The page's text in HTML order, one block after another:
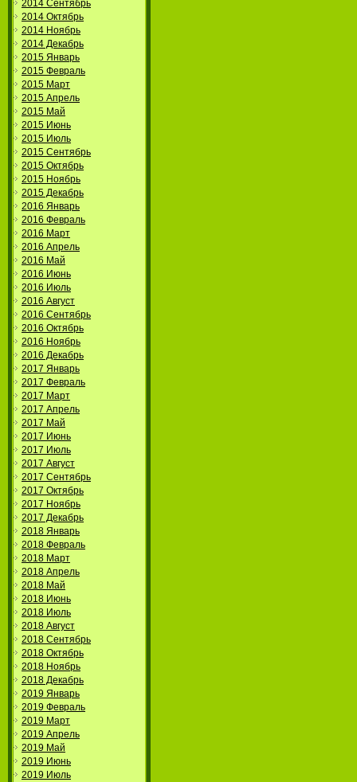
2014 Сентябрь
2014 Октябрь
2014 Ноябрь
2014 Декабрь
2015 Январь
2015 Февраль
2015 Март
2015 Апрель
2015 Май
2015 Июнь
2015 Июль
2015 Сентябрь
2015 Октябрь
2015 Ноябрь
2015 Декабрь
2016 Январь
2016 Февраль
2016 Март
2016 Апрель
2016 Май
2016 Июнь
2016 Июль
2016 Август
2016 Сентябрь
2016 Октябрь
2016 Ноябрь
2016 Декабрь
2017 Январь
2017 Февраль
2017 Март
2017 Апрель
2017 Май
2017 Июнь
2017 Июль
2017 Август
2017 Сентябрь
2017 Октябрь
2017 Ноябрь
2017 Декабрь
2018 Январь
2018 Февраль
2018 Март
2018 Апрель
2018 Май
2018 Июнь
2018 Июль
2018 Август
2018 Сентябрь
2018 Октябрь
2018 Ноябрь
2018 Декабрь
2019 Январь
2019 Февраль
2019 Март
2019 Апрель
2019 Май
2019 Июнь
2019 Июль